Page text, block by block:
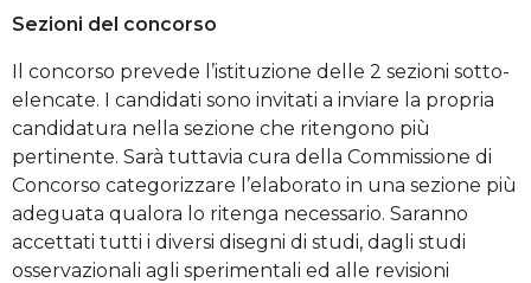
Sezioni del concorso
Il concorso prevede l’istituzione delle 2 sezioni sotto-
elencate. I candidati sono invitati a inviare la propria
candidatura nella sezione che ritengono più
pertinente. Sarà tuttavia cura della Commissione di
Concorso categorizzare l’elaborato in una sezione più
adeguata qualora lo ritenga necessario. Saranno
accettati tutti i diversi disegni di studi, dagli studi
osservazionali agli sperimentali ed alle revisioni